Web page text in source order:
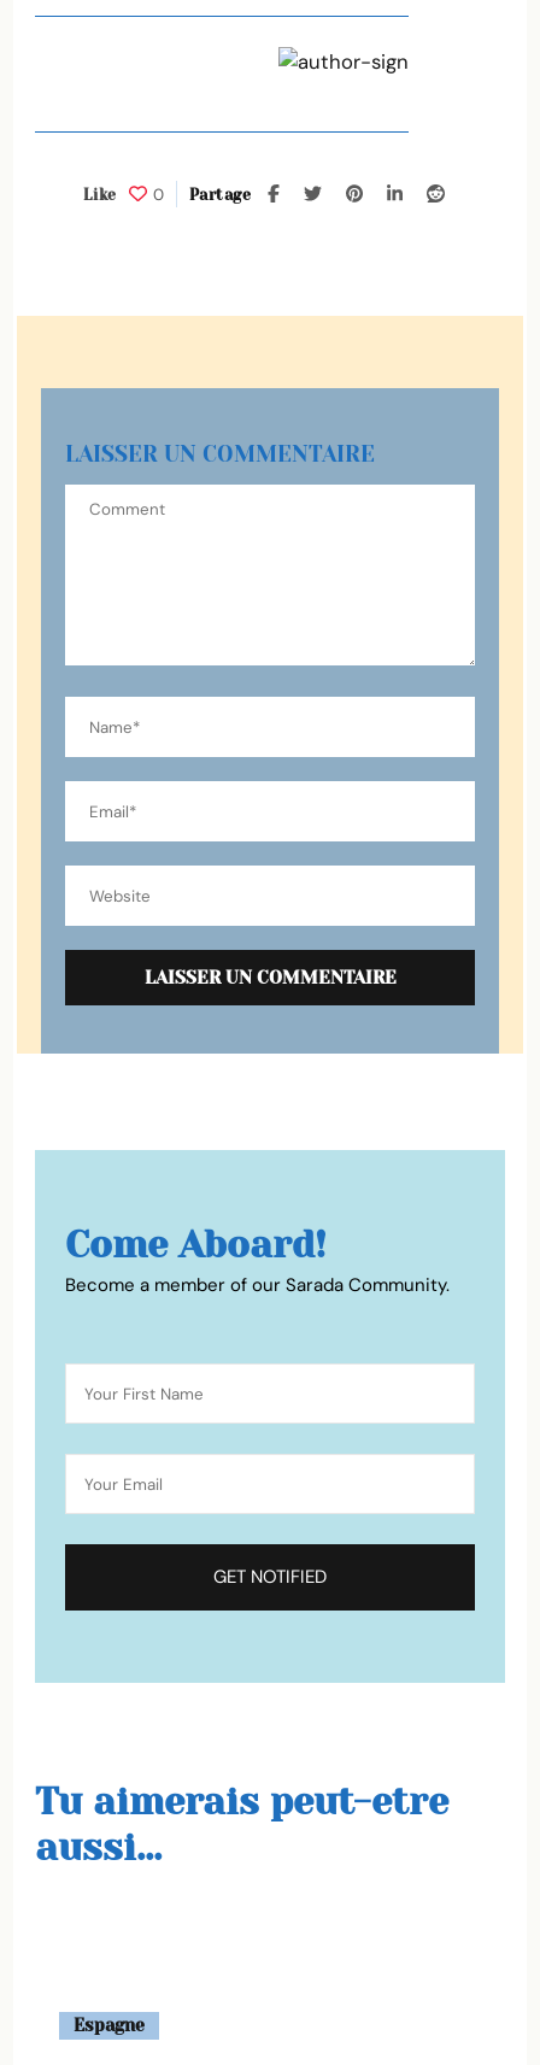
0
Like Partage
LAISSER UN COMMENTAIRE
Come Aboard!
Become a member of our Sarada Community.
Tu aimerais peut-etre
aussi...
Espagne